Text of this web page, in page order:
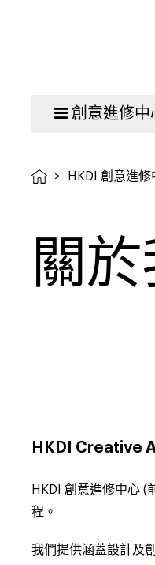
創意進修中
> HKDI 創意進修
關於
HKDI Creative
HKDI創意進修中心 (
程。
我們提供涵蓋設計及